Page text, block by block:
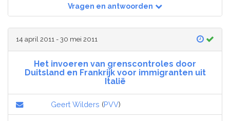
Vragen en antwoorden
14 april 2011 - 30 mei 2011
Het invoeren van grenscontroles door
Duitsland en Frankrijk voor immigranten uit
Italië
Geert Wilders (PVV)